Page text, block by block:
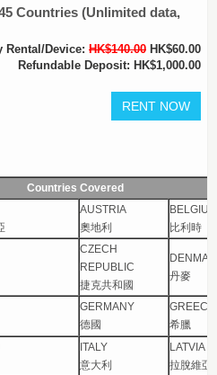
Countries (Unlimited data,
Rental/Device: HK$140.00 HK$60.00
Refundable Deposit: HK$1,000.00
Countries Covered
AUSTRIA
奧地利
比利時
CZECH
REPUBLIC
捷克共和國
丹麥
GERMANY
德國
GREECE
希臘
ITALY
意大利
LATVIA
拉脫維亞